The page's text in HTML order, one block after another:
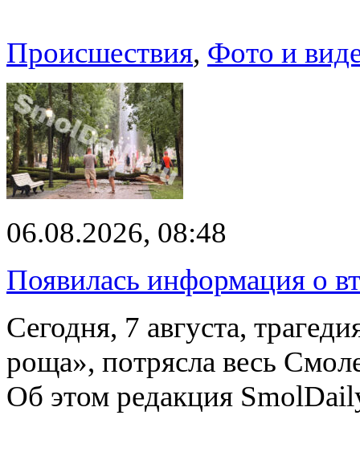
Происшествия, Фото и
06.08.2026, 08:48
Появилась информация о
Сегодня, 7 августа,
роща», потрясла весь
Об этом редакция